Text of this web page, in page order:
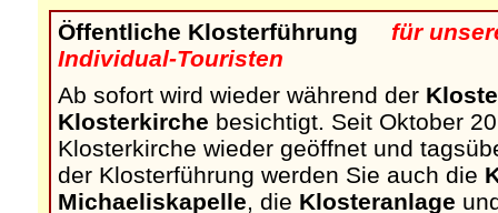
Öffentliche Klosterführung
für
Individual-Touristen
Ab sofort wird wieder während der
Klosterkirche besichtigt. Seit Oktober
Klosterkirche wieder geöffnet und
der Klosterführung werden Sie auch die
Michaeliskapelle, die Klosteranlage